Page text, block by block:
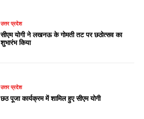
उत्तर प्रदेश
सीएम योगी ने लखनऊ के गोमती तट पर छठोत्सव का
शुभारंभ किया
उत्तर प्रदेश
छठ पूजा कार्यक्रम में शामिल हुए सीएम योगी